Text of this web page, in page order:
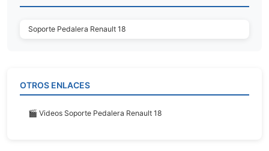
Soporte Pedalera Renault 18
OTROS ENLACES
🎬 Videos Soporte Pedalera Renault 18